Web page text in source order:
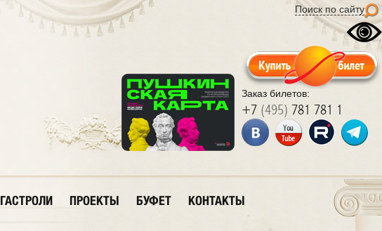
Поиск по сайту
Заказ билетов:
+7 (495) 781 781 1
ГАСТРОЛИ ПРОЕКТЫ БУФЕТ КОНТАКТЫ